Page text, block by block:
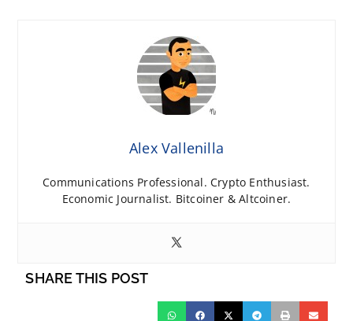
Alex Vallenilla
Communications Professional. Crypto Enthusiast.
Economic Journalist. Bitcoiner & Altcoiner.
SHARE THIS POST